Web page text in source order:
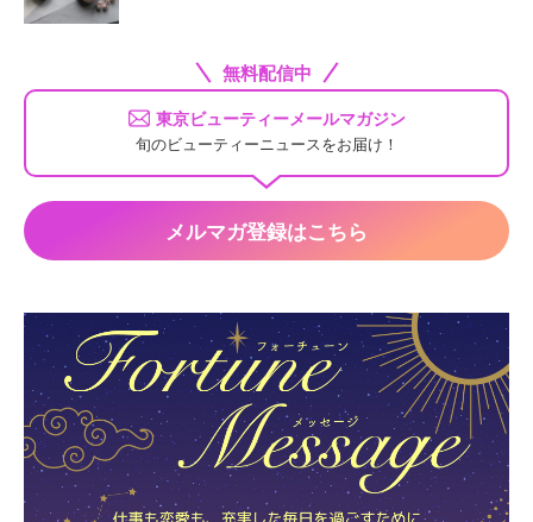
無料配信中
東京ビューティーメールマガジン
旬のビューティーニュースをお届け！
メルマガ登録はこちら